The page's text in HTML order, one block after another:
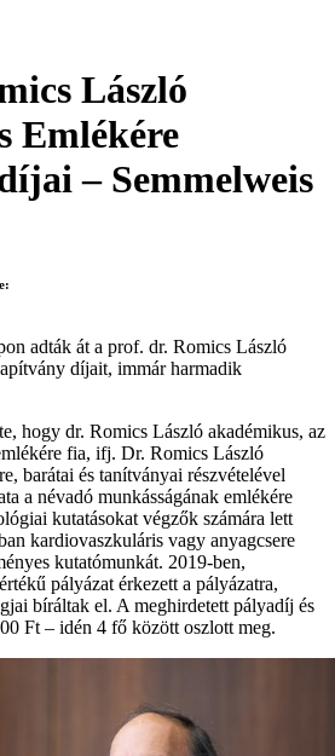
László
Emlékére
– Semmelweis
adták át a prof. dr. Romics László
díjait, immár harmadik
hogy dr. Romics László akadémikus, az
fia, ifj. Dr. Romics László
barátai és tanítványai részvételével
a névadó munkásságának emlékére
kutatásokat végzők számára lett
kardiovaszkuláris vagy anyagcsere
kutatómunkát. 2019-ben,
pályázat érkezett a pályázatra,
bíráltak el. A meghirdetett pályadíj és
Ft – idén 4 fő között oszlott meg.